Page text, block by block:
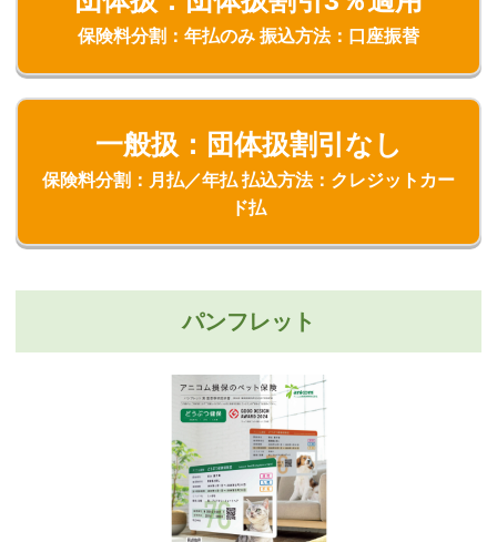
保険料分割：年払のみ 振込方法：口座振替
一般扱：団体扱割引なし
保険料分割：月払／年払 払込方法：クレジットカー
ド払
パンフレット